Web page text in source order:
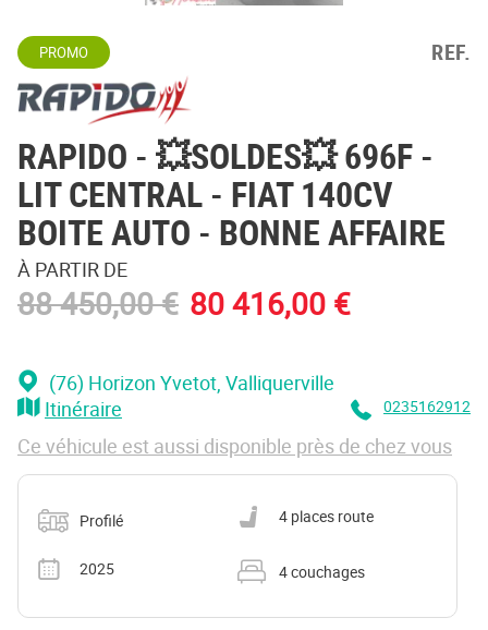
PROMO REF.
RAPIDO - 💥SOLDES💥 696F -
LIT CENTRAL - FIAT 140CV
BOITE AUTO - BONNE AFFAIRE
À PARTIR DE
88 450,00 € 80 416,00 €
(76) Horizon Yvetot , Valliquerville
Itinéraire
0235162912
Ce véhicule est aussi disponible près de chez vous
Catégorie
Profilé
Nombre de places carte grise
4 places route
Année
2025
Nombre de couchages
4 couchages